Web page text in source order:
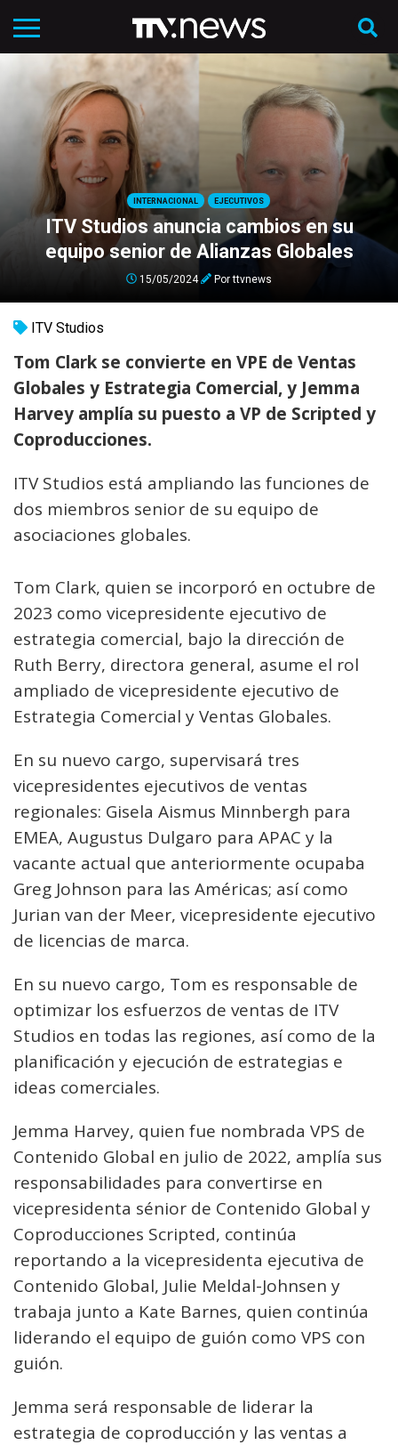
INTERNACIONAL EJECUTIVOS
ITV Studios anuncia cambios en su
equipo senior de Alianzas Globales
15/05/2024 Porttvnews
ITV Studios
Tom Clark se convierte en VPE de Ventas
Globales y Estrategia Comercial, y Jemma
Harvey amplía su puesto a VP de Scripted y
Coproducciones.
ITV Studios está ampliando las funciones de
dos miembros senior de su equipo de
asociaciones globales.
Tom Clark, quien se incorporó en octubre de
2023 como vicepresidente ejecutivo de
estrategia comercial, bajo la dirección de
Ruth Berry, directora general, asume el rol
ampliado de vicepresidente ejecutivo de
Estrategia Comercial y Ventas Globales.
En su nuevo cargo, supervisará tres
vicepresidentes ejecutivos de ventas
regionales: Gisela Aismus Minnbergh para
EMEA, Augustus Dulgaro para APAC y la
vacante actual que anteriormente ocupaba
Greg Johnson para las Américas; así como
Jurian van der Meer, vicepresidente ejecutivo
de licencias de marca.
En su nuevo cargo, Tom es responsable de
optimizar los esfuerzos de ventas de ITV
Studios en todas las regiones, así como de la
planificación y ejecución de estrategias e
ideas comerciales.
Jemma Harvey, quien fue nombrada VPS de
Contenido Global en julio de 2022, amplía sus
responsabilidades para convertirse en
vicepresidenta sénior de Contenido Global y
Coproducciones Scripted, continúa
reportando a la vicepresidenta ejecutiva de
Contenido Global, Julie Meldal-Johnsen y
trabaja junto a Kate Barnes, quien continúa
liderando el equipo de guión como VPS con
guión.
Jemma será responsable de liderar la
estrategia de coproducción y las ventas a